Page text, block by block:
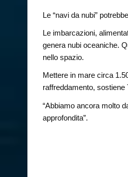
Le “navi da nubi”
Le imbarcazioni,
genera nubi oceaniche.
nello spazio.
Mettere in mare circa
raffreddamento, sostiene
“Abbiamo ancora molto
approfondita”.